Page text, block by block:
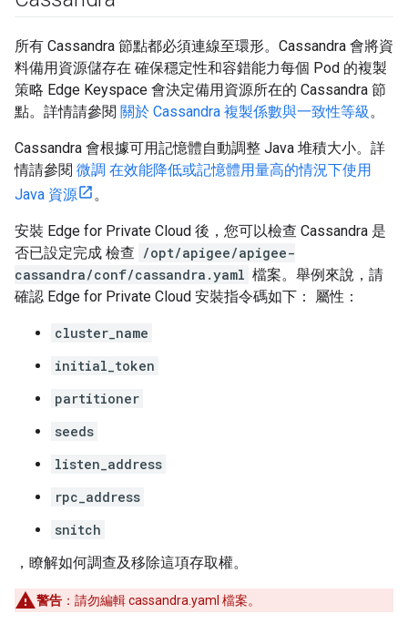
所有 Cassandra 節點都必須連線至環形。Cassandra 會將資
料備用資源儲存在 確保穩定性和容錯能力每個 Pod 的複製
策略 Edge Keyspace 會決定備用資源所在的 Cassandra 節
點。詳情請參閱 關於 Cassandra 複製係數與一致性等級。
Cassandra 會根據可用記憶體自動調整 Java 堆積大小。詳
情請參閱 微調 在效能降低或記憶體用量高的情況下使用
Java 資源
。
安裝 Edge for Private Cloud 後，您可以檢查 Cassandra 是
否已設定完成 檢查 /opt/apigee/apigee-
cassandra/conf/cassandra.yaml 檔案。舉例來說，請
確認 Edge for Private Cloud 安裝指令碼如下： 屬性：
cluster_name
initial_token
partitioner
seeds
listen_address
rpc_address
snitch
，瞭解如何調查及移除這項存取權。
警告 ：請勿編輯 cassandra.yaml 檔案。